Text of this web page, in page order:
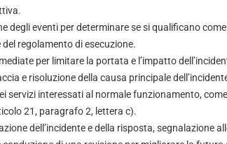
degli eventi per determinare se si qualificano
regolamento di esecuzione.
per limitare la portata e l’impatto
e risoluzione della causa principale
servizi interessati al normale funzionamento,
21, paragrafo 2, lettera c).
dell’incidente e della risposta, segnalazione